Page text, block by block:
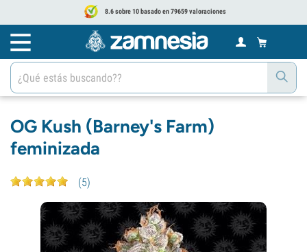
8.6 sobre 10 basado en 79659 valoraciones
OG Kush (Barney's Farm)
feminizada
(5)